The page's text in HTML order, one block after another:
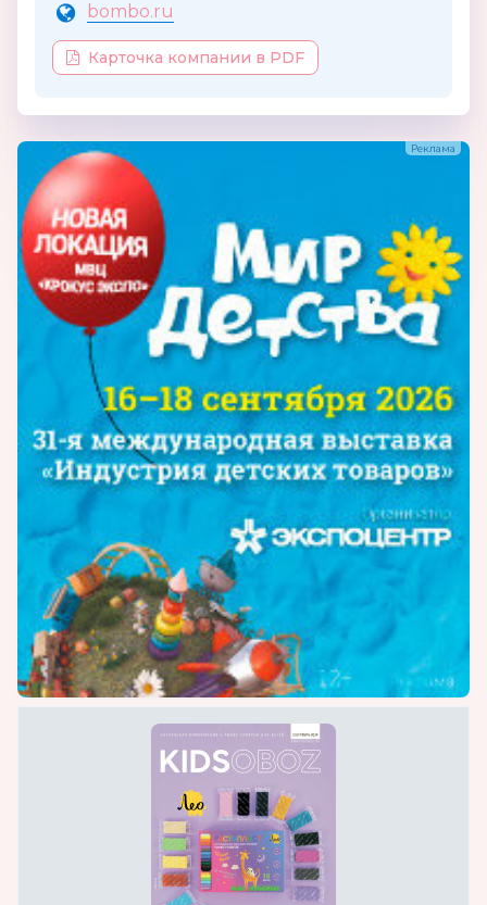
bombo.ru
Карточка компании в PDF